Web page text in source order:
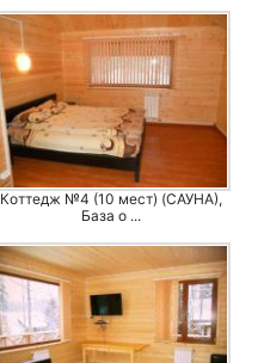
Коттедж №4 (10 мест) (САУНА),
База о ...